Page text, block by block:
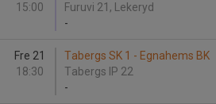
15:00
Furuvi 21, Lekeryd
-
Fre 21
18:30
Tabergs SK 1 - Egnahems BK
Tabergs IP 22
-